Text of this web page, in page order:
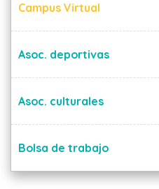
Campus Virtual
Asoc. deportivas
Asoc. culturales
Bolsa de trabajo